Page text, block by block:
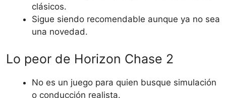
clásicos.
Sigue siendo recomendable aunque ya no sea
una novedad.
Lo peor de Horizon Chase 2
No es un juego para quien busque simulación
o conducción realista.